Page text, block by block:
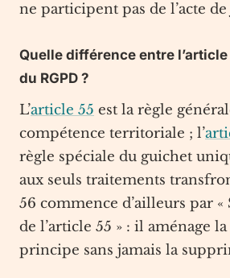
ne participent pas de l’acte de
Quelle différence entre
du RGPD ?
L’article 55 est la règle
compétence territoriale ; l’
règle spéciale du guichet
aux seuls traitements
56 commence d’ailleurs par «
de l’article 55 » : il aménage
principe sans jamais la